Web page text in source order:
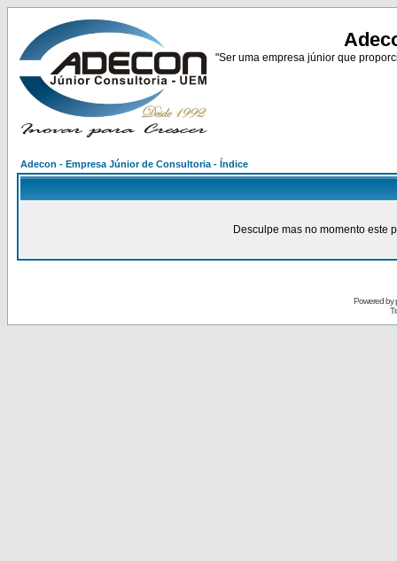
"Ser uma empresa júnior que
Adecon - Empresa Júnior de Consultoria - Índice
Desculpe mas no momento este
Powered by